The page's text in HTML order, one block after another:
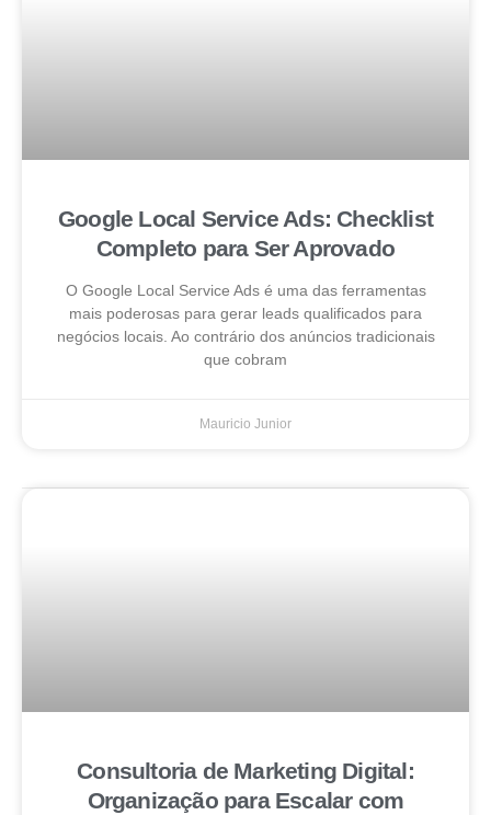
Google Local Service Ads: Checklist
Completo para Ser Aprovado
O Google Local Service Ads é uma das ferramentas
mais poderosas para gerar leads qualificados para
negócios locais. Ao contrário dos anúncios tradicionais
que cobram
Mauricio Junior
Consultoria de Marketing Digital:
Organização para Escalar com